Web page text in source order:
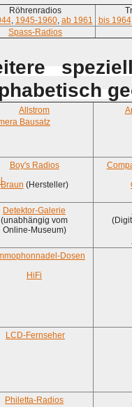
Bausatz
Röhrenradios
, 1945-1960, ab 1961
bis 1964
Spass-Radios
Allstrom
Boy's Radios
Braun (Hersteller)
Detektor-Galerie
(unabhängig vom
Online-Museum)
Dosen
HiFi
LCD-Fernseher
Philetta-Radios